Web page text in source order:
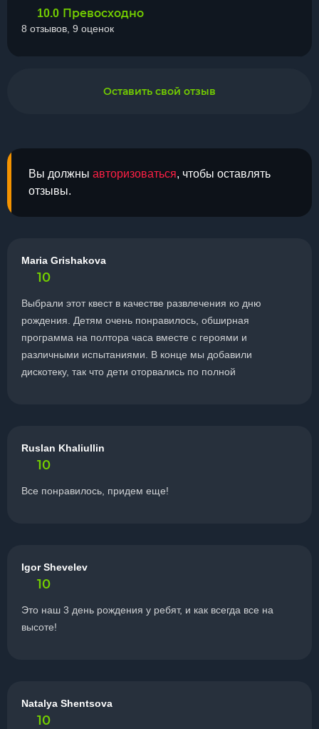
Вы должны авторизоваться, чтобы оставлять
отзывы.
Maria Grishakova
10
Выбрали этот квест в качестве развлечения ко дню
рождения. Детям очень понравилось, обширная
программа на полтора часа вместе с героями и
различными испытаниями. В конце мы добавили
дискотеку, так что дети оторвались по полной
Ruslan Khaliullin
10
Все понравилось, придем еще!
Igor Shevelev
10
Это наш 3 день рождения у ребят, и как всегда все на
высоте!
Natalya Shentsova
10
10.0 Превосходно
8 отзывов, 9 оценок
Оставить свой отзыв